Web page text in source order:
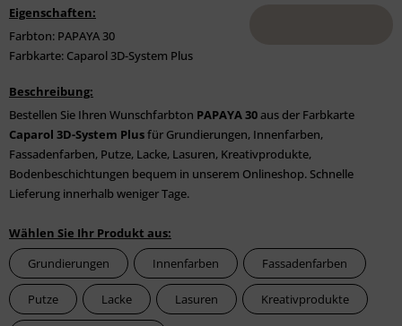
Eigenschaften:
Farbton: PAPAYA 30
Farbkarte: Caparol 3D-System Plus
Beschreibung:
Bestellen Sie Ihren Wunschfarbton PAPAYA 30aus der Farbkarte
Caparol 3D-System Plusfür Grundierungen, Innenfarben,
Fassadenfarben, Putze, Lacke, Lasuren, Kreativprodukte,
Bodenbeschichtungen bequem in unserem Onlineshop. Schnelle
Lieferung innerhalb weniger Tage.
Wählen Sie Ihr Produkt aus:
Grundierungen
Innenfarben Fassadenfarben
Putze Lacke Lasuren Kreativprodukte